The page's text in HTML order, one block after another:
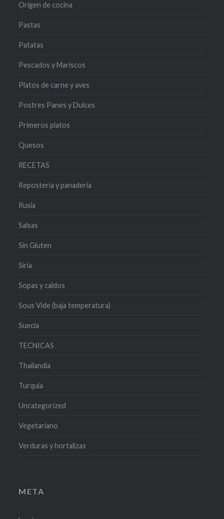
Origen de cocina
Pastas
Patatas
Pescados y Mariscos
Platos de carne y aves
Postres Panes y Dulces
Primeros platos
Quesos
RECETAS
Reposteria y panadería
Rusia
Salsas
Sin Gluten
Siria
Sopas y caldos
Sous Vide (baja temperatura)
Suecia
TECNICAS
Thailandia
Turquia
Uncategorized
Vegetariano
Verduras y hortalizas
META